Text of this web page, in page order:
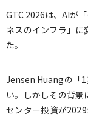
GTC 2026は、AIが
ネスのインフラ」に
た。
Jensen Huangの「
い。しかしその背景
センター投資が